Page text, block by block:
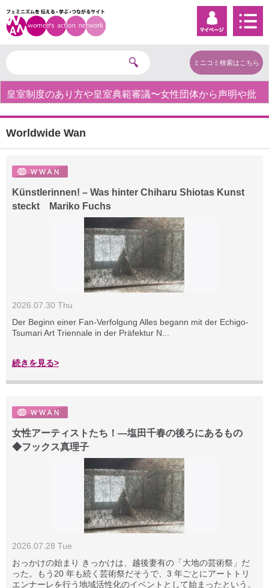
ミニコミ検索はこちら
皇室制度のあり方や皇室典範審議〜女性団体から声明や批
Worldwide Wan
Künstlerinnen! – Was hinter Chiharu Shiotas Kunst
steckt Mariko Fuchs
2026.07.30 Thu
Der Beginn einer Fan-Verfolgung Alles begann mit der Echigo-
Tsumari Art Triennale in der Präfektur N...
続きを見る>
女性アーティストたち！―塩田千春の後ろにあるもの
◆フックス真理子
2026.07.28 Tue
おっかけの始まり きっかけは、越後妻有の「大地の芸術祭」だ
った。もう20 年も続く芸術祭だそうで、3 年ごとにアートトリ
エンナーレを行う地域活性化のイベントとして始まったという。